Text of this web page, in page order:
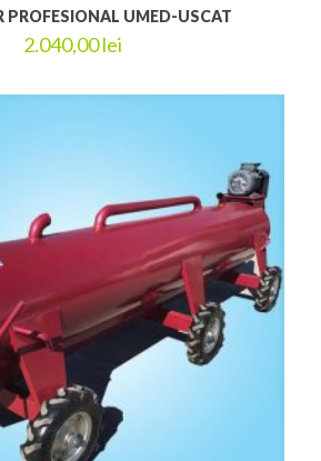
PROFESIONAL UMED-USCAT
2.040,00lei